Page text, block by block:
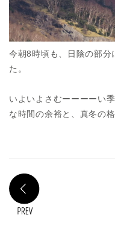
今朝8時頃も、日陰の部分
た。
いよいよさむーーーーい
な時間の余裕と、真冬の